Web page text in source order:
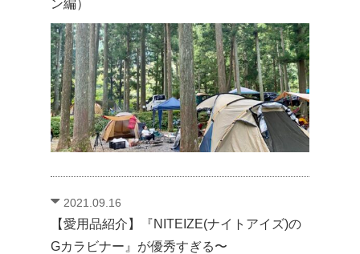
ン編）
2021.09.16
【愛用品紹介】『NITEIZE(ナイトアイズ)の
Gカラビナー』が優秀すぎる〜